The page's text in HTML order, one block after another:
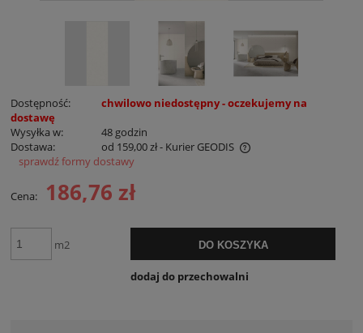
Dostępność:
chwilowo niedostępny - oczekujemy na
dostawę
Wysyłka w:
48 godzin
Dostawa:
od 159,00 zł- Kurier GEODIS
Cena nie zawiera ewentualnych kosztów płatności
sprawdź formy dostawy
Cena: 186,76 zł
m2 DO KOSZYKA
dodaj do przechowalni